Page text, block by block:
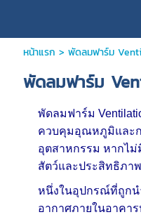
หน้าแรก > พัดลมฟาร์ม
พัดลมฟาร์ม
พัดลมฟาร์ม
ควบคุมอุณหภูมิและก
อุตสาหกรรม หากไ
สัตว์และประสิทธิภา
หนึ่งในอุปกรณ์ที่ถูกน
อากาศภายในอาคา